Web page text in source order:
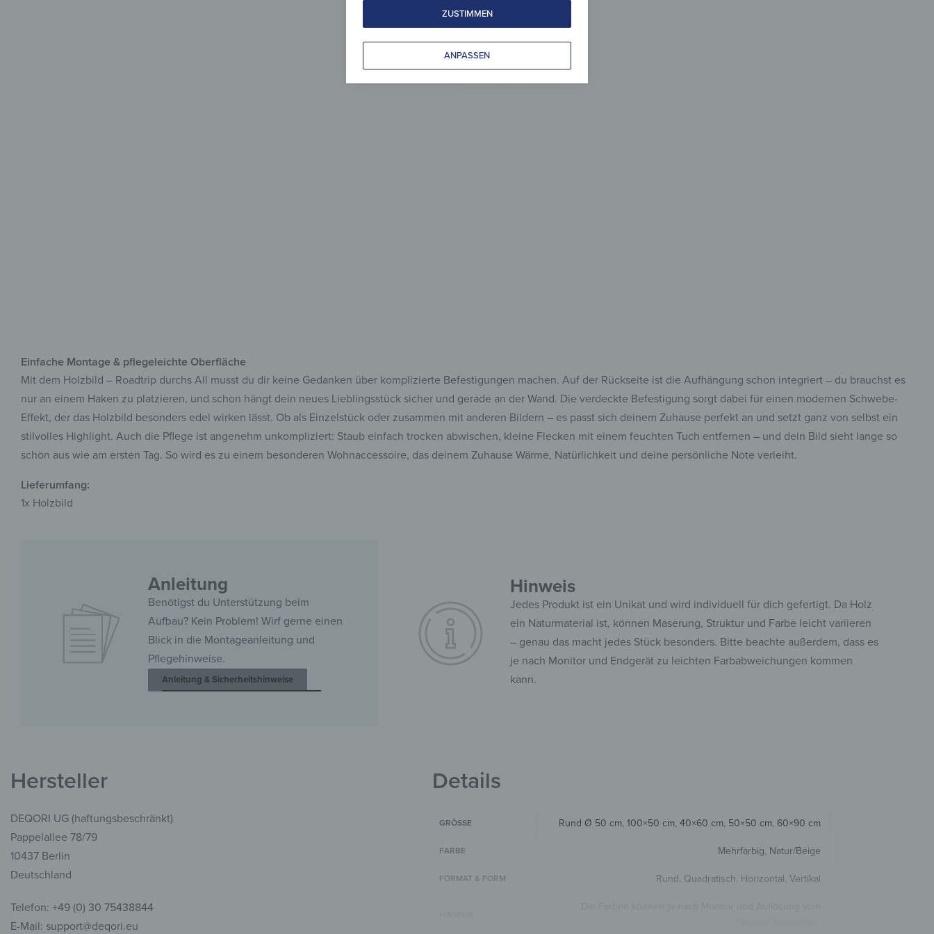
Holz & Design
Einfache Montage & pflegeleichte Oberfläche
Mit dem Holzbild – Roadtrip durchs All musst du dir keine Gedanken über komplizierte Befestigungen machen. Auf der Rückseite ist die Aufhängung schon integriert – du brauchst es
nur an einem Haken zu platzieren, und schon hängt dein neues Lieblingsstück sicher und gerade an der Wand. Die verdeckte Befestigung sorgt dabei für einen modernen Schwebe-
Effekt, der das Holzbild besonders edel wirken lässt. Ob als Einzelstück oder zusammen mit anderen Bildern – es passt sich deinem Zuhause perfekt an und setzt ganz von selbst ein
stilvolles Highlight. Auch die Pflege ist angenehm unkompliziert: Staub einfach trocken abwischen, kleine Flecken mit einem feuchten Tuch entfernen – und dein Bild sieht lange so
schön aus wie am ersten Tag. So wird es zu einem besonderen Wohnaccessoire, das deinem Zuhause Wärme, Natürlichkeit und deine persönliche Note verleiht.
Lieferumfang:
1x Holzbild
Anleitung
Benötigst du Unterstützung beim
Aufbau? Kein Problem! Wirf gerne einen
Blick in die Montageanleitung und
Pflegehinweise.
Anleitung & Sicherheitshinweise
Hinweis
Jedes Produkt ist ein Unikat und wird individuell für dich gefertigt. Da Holz
ein Naturmaterial ist, können Maserung, Struktur und Farbe leicht variieren
– genau das macht jedes Stück besonders. Bitte beachte außerdem, dass es
je nach Monitor und Endgerät zu leichten Farbabweichungen kommen
kann.
Hersteller
DEQORI UG (haftungsbeschränkt)
Pappelallee 78/79
10437 Berlin
Deutschland
Telefon: +49 (0) 30 75438844
E-Mail: support@deqori.eu
Details
GRÖSSE Rund Ø 50 cm,100×50 cm,40×60 cm, 50×50 cm,60×90 cm
FARBE Mehrfarbig, Natur/Beige
FORMAT & FORM Rund, Quadratisch, Horizontal,Vertikal
ZUSTIMMEN
ANPASSEN